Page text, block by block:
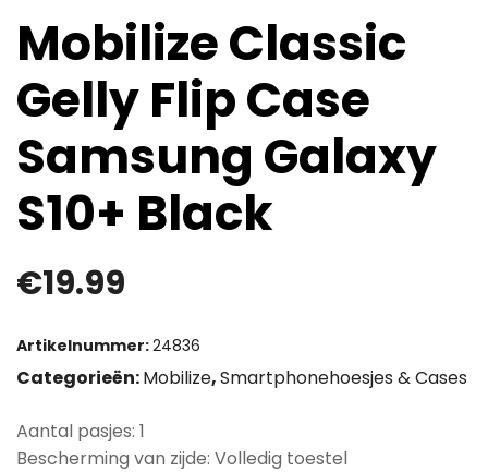
Mobilize Classic
Gelly Flip Case
Samsung Galaxy
S10+ Black
€19.99
Artikelnummer:24836
Categorieën:Mobilize,Smartphonehoesjes & Cases
Aantal pasjes: 1
Bescherming van zijde: Volledig toestel